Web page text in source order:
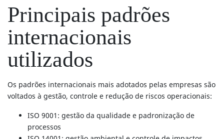
Principais padrões
internacionais
utilizados
Os padrões internacionais mais adotados pelas empresas são
voltados à gestão, controle e redução de riscos operacionais:
ISO 9001: gestão da qualidade e padronização de
processos